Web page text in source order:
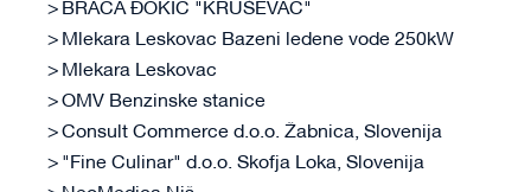
BRAĆA ĐOKIĆ "KRUŠEVAC"
Mlekara Leskovac Bazeni ledene vode 250kW
Mlekara Leskovac
OMV Benzinske stanice
Consult Commerce d.o.o. Žabnica, Slovenija
"Fine Culinar" d.o.o. Skofja Loka, Slovenija